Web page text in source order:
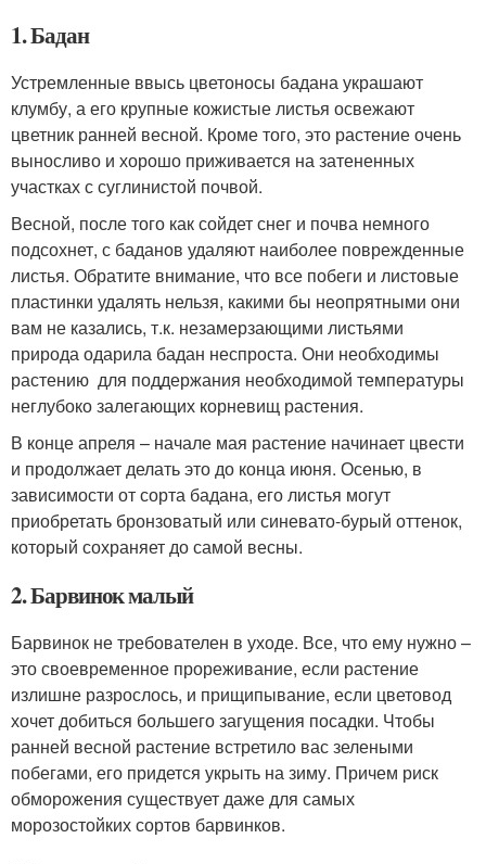
1. Бадан
Устремленные ввысь цветоносы бадана украшают
клумбу, а его крупные кожистые листья освежают
цветник ранней весной. Кроме того, это растение очень
выносливо и хорошо приживается на затененных
участках с суглинистой почвой.
Весной, после того как сойдет снег и почва немного
подсохнет, с баданов удаляют наиболее поврежденные
листья. Обратите внимание, что все побеги и листовые
пластинки удалять нельзя, какими бы неопрятными они
вам не казались, т.к. незамерзающими листьями
природа одарила бадан неспроста. Они необходимы
растению для поддержания необходимой температуры
неглубоко залегающих корневищ растения.
В конце апреля – начале мая растение начинает цвести
и продолжает делать это до конца июня. Осенью, в
зависимости от сорта бадана, его листья могут
приобретать бронзоватый или синевато-бурый оттенок,
который сохраняет до самой весны.
2. Барвинок малый
Барвинок не требователен в уходе. Все, что ему нужно –
это своевременное прореживание, если растение
излишне разрослось, и прищипывание, если цветовод
хочет добиться большего загущения посадки. Чтобы
ранней весной растение встретило вас зелеными
побегами, его придется укрыть на зиму. Причем риск
обморожения существует даже для самых
морозостойких сортов барвинков.